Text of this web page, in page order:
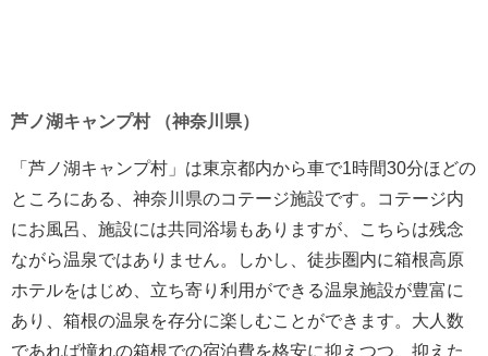
芦ノ湖キャンプ村 （神奈川県）
「芦ノ湖キャンプ村」は東京都内から車で1時間30分ほどの
ところにある、神奈川県のコテージ施設です。コテージ内
にお風呂、施設には共同浴場もありますが、こちらは残念
ながら温泉ではありません。しかし、徒歩圏内に箱根高原
ホテルをはじめ、立ち寄り利用ができる温泉施設が豊富に
あり、箱根の温泉を存分に楽しむことができます。大人数
であれば憧れの箱根での宿泊費を格安に抑えつつ、抑えた